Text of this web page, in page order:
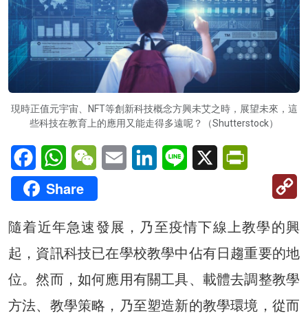
現時正值元宇宙、NFT等創新科技概念方興未艾之時，展望未來，這
些科技在教育上的應用又能走得多遠呢？（Shutterstock）
FacebookWhatsAppWeChatEmail LinkedInLine X
Share
隨着近年急速發展，乃至疫情下線上教學的興
起，資訊科技已在學校教學中佔有日趨重要的地
位。然而，如何應用有關工具、載體去調整教學
方法、教學策略，乃至塑造新的教學環境，從而